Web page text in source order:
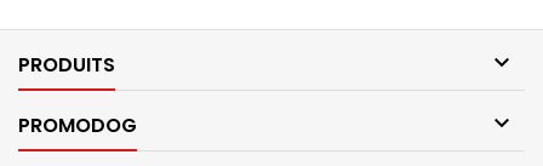
PRODUITS 
PROMODOG 